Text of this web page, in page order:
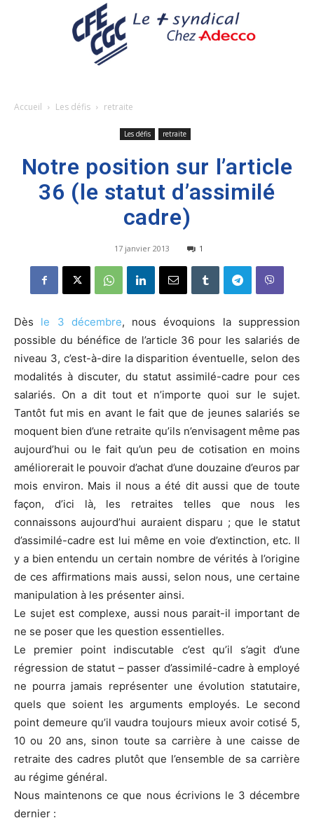
Accueil Les défis retraite
Les défis retraite
Notre position sur l’article
36 (le statut d’assimilé
cadre)
17 janvier 2013 1
Dès le 3 décembre, nous évoquions la suppression
possible du bénéfice de l’article 36 pour les salariés de
niveau 3, c’est-à-dire la disparition éventuelle, selon des
modalités à discuter, du statut assimilé-cadre pour ces
salariés. On a dit tout et n’importe quoi sur le sujet.
Tantôt fut mis en avant le fait que de jeunes salariés se
moquent bien d’une retraite qu’ils n’envisagent même pas
aujourd’hui ou le fait qu’un peu de cotisation en moins
améliorerait le pouvoir d’achat d’une douzaine d’euros par
mois environ. Mais il nous a été dit aussi que de toute
façon, d’ici là, les retraites telles que nous les
connaissons aujourd’hui auraient disparu ; que le statut
d’assimilé-cadre est lui même en voie d’extinction, etc. Il
y a bien entendu un certain nombre de vérités à l’origine
de ces affirmations mais aussi, selon nous, une certaine
manipulation à les présenter ainsi.
Le sujet est complexe, aussi nous parait-il important de
ne se poser que les question essentielles.
Le premier point indiscutable c’est qu’il s’agit d’une
régression de statut – passer d’assimilé-cadre à employé
ne pourra jamais représenter une évolution statutaire,
quels que soient les arguments employés. Le second
point demeure qu’il vaudra toujours mieux avoir cotisé 5,
10 ou 20 ans, sinon toute sa carrière à une caisse de
retraite des cadres plutôt que l’ensemble de sa carrière
au régime général.
Nous maintenons ce que nous écrivions le 3 décembre
dernier :